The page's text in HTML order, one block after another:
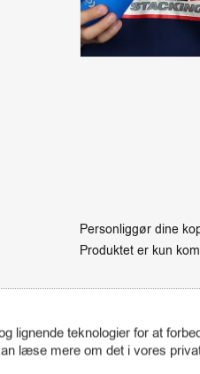
Personliggør dine
Produktet er kun
lignende teknologier for at
læse mere om det i vores